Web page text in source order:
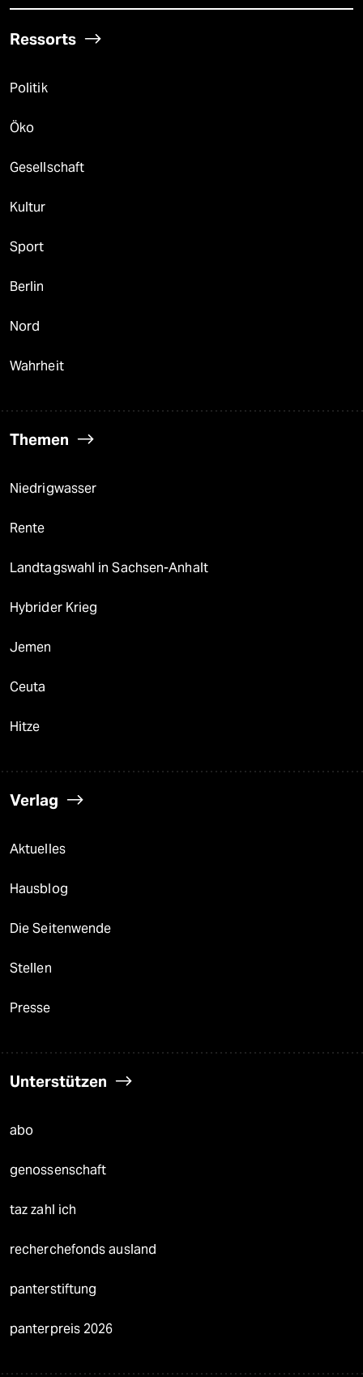
Ressorts
Politik
Öko
Gesellschaft
Kultur
Sport
Berlin
Nord
Wahrheit
Themen
Niedrigwasser
Rente
Landtagswahl in Sachsen-Anhalt
Hybrider Krieg
Jemen
Ceuta
Hitze
Verlag
Aktuelles
Hausblog
Die Seitenwende
Stellen
Presse
Unterstützen
abo
genossenschaft
taz zahl ich
recherchefonds ausland
panterstiftung
panterpreis 2026